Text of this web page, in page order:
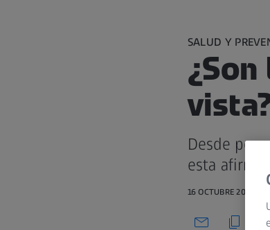
SALUD Y
Desde
esta
16 OCTUBRE 2020